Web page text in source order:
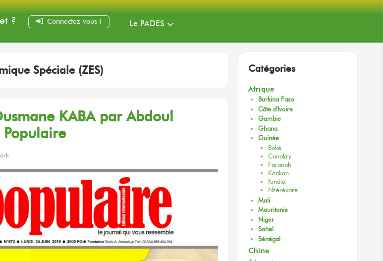
? Connectez-vous ! Le PADES
Spéciale (ZES)
KABA par Abdoul
Catégories
Afrique
Burkina Faso
Côte d'Ivoire
Gambie
Ghana
Guinée
Boké
Conakry
Faranah
Kankan
Kindia
Nzérékoré
Mali
Mauritanie
Niger
Sahel
Sénégal
Chine